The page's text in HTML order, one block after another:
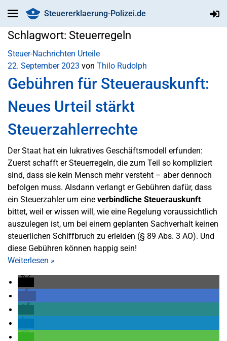
Steuererklaerung-Polizei.de
Schlagwort: Steuerregeln
Steuer-Nachrichten Urteile
22. September 2023 von Thilo Rudolph
Gebühren für Steuerauskunft:
Neues Urteil stärkt
Steuerzahlerrechte
Der Staat hat ein lukratives Geschäftsmodell erfunden:
Zuerst schafft er Steuerregeln, die zum Teil so kompliziert
sind, dass sie kein Mensch mehr versteht – aber dennoch
befolgen muss. Alsdann verlangt er Gebühren dafür, dass
ein Steuerzahler um eine verbindliche Steuerauskunft
bittet, weil er wissen will, wie eine Regelung voraussichtlich
auszulegen ist, um bei einem geplanten Sachverhalt keinen
steuerlichen Schiffbruch zu erleiden (§ 89 Abs. 3 AO). Und
diese Gebühren können happig sein!
Weiterlesen »